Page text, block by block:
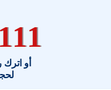
أو